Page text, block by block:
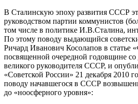
В Сталинскую эпоху развития СССР
руководством партии коммунистов
том числе в политике И.В.Сталина,
По этому поводу выдающийся
Ричард Иванович Косолапов в статье
посвященной очередной годовщине
великого руководителя СССР, и
«Советской России» 21 декабря 2010
поводу начавшегося в СССР
до «ноосферного уровня»: